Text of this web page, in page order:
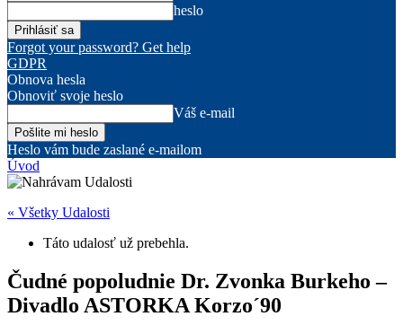
heslo
Forgot your password? Get help
GDPR
Obnova hesla
Obnoviť svoje heslo
Váš e-mail
Heslo vám bude zaslané e-mailom
Úvod
« Všetky Udalosti
Táto udalosť už prebehla.
Čudné popoludnie Dr. Zvonka Burkeho –
Divadlo ASTORKA Korzo´90